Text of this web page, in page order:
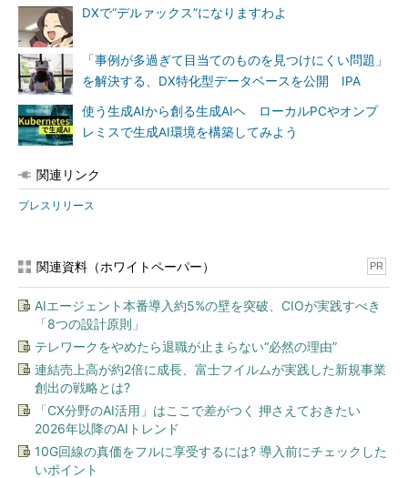
DXで“デルァックス”になりますわよ
「事例が多過ぎて目当てのものを見つけにくい問題」
を解決する、DX特化型データベースを公開 IPA
使う生成AIから創る生成AIヘ ローカルPCやオンプ
レミスで生成AI環境を構築してみよう
関連リンク
プレスリリース
関連資料（ホワイトペーパー） PR
AIエージェント本番導入約5%の壁を突破、CIOが実践すべき
「8つの設計原則」
テレワークをやめたら退職が止まらない“必然の理由”
連結売上高が約2倍に成長、富士フイルムが実践した新規事業
創出の戦略とは?
「CX分野のAI活用」はここで差がつく 押さえておきたい
2026年以降のAIトレンド
10G回線の真価をフルに享受するには? 導入前にチェックした
いポイント